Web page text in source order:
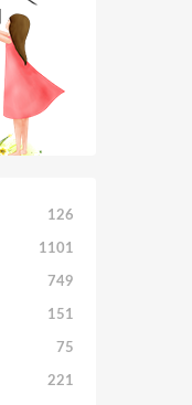
126
1101
749
151
75
221